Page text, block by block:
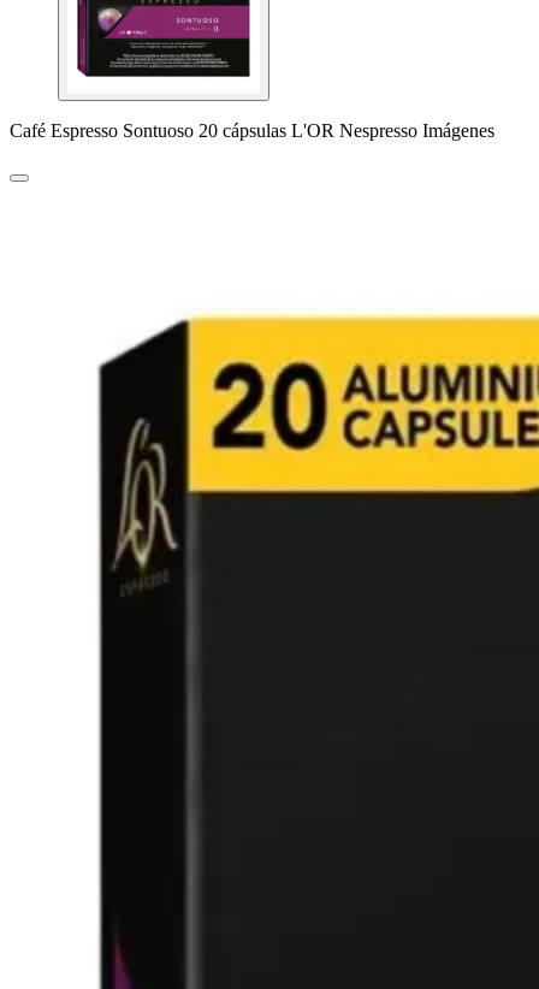
Café Espresso Sontuoso 20 cápsulas L'OR Nespresso Imágenes